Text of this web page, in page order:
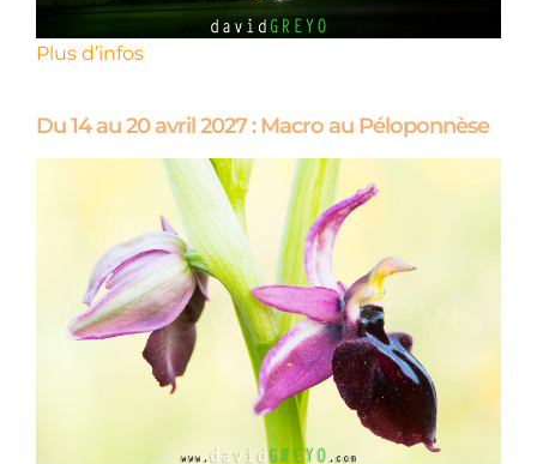
Plus d’infos
Du 14 au 20 avril 2027 : Macro au Péloponnèse